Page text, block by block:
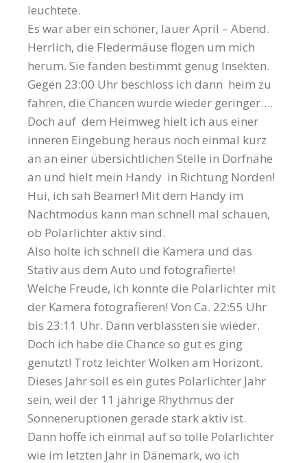
leuchtete.
Es war aber ein schöner, lauer April – Abend.
Herrlich, die Fledermäuse flogen um mich
herum. Sie fanden bestimmt genug Insekten.
Gegen 23:00 Uhr beschloss ich dann heim zu
fahren, die Chancen wurde wieder geringer….
Doch auf dem Heimweg hielt ich aus einer
inneren Eingebung heraus noch einmal kurz
an an einer übersichtlichen Stelle in Dorfnähe
an und hielt mein Handy in Richtung Norden!
Hui, ich sah Beamer! Mit dem Handy im
Nachtmodus kann man schnell mal schauen,
ob Polarlichter aktiv sind.
Also holte ich schnell die Kamera und das
Stativ aus dem Auto und fotografierte!
Welche Freude, ich konnte die Polarlichter mit
der Kamera fotografieren! Von Ca. 22:55 Uhr
bis 23:11 Uhr. Dann verblassten sie wieder.
Doch ich habe die Chance so gut es ging
genutzt! Trotz leichter Wolken am Horizont.
Dieses Jahr soll es ein gutes Polarlichter Jahr
sein, weil der 11 jährige Rhythmus der
Sonneneruptionen gerade stark aktiv ist.
Dann hoffe ich einmal auf so tolle Polarlichter
wie im letzten Jahr in Dänemark, wo ich